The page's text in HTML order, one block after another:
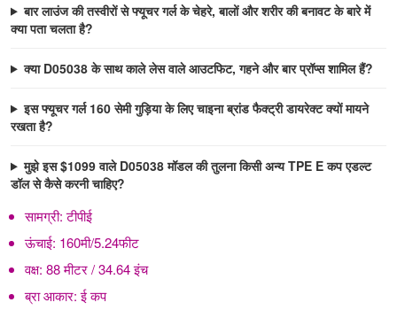
बार लाउंज की तस्वीरों से फ्यूचर गर्ल के चेहरे, बालों और शरीर की बनावट के बारे में
क्या पता चलता है?
क्या D05038 के साथ काले लेस वाले आउटफिट, गहने और बार प्रॉप्स शामिल हैं?
इस फ्यूचर गर्ल 160 सेमी गुड़िया के लिए चाइना ब्रांड फैक्ट्री डायरेक्ट क्यों मायने
रखता है?
मुझे इस $1099 वाले D05038 मॉडल की तुलना किसी अन्य TPE E कप एडल्ट
डॉल से कैसे करनी चाहिए?
सामग्री:टीपीई
ऊंचाई: 160मी/5.24फीट
वक्ष: 88 मीटर / 34.64 इंच
ब्रा आकार:ई कप